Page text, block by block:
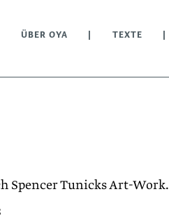
ÜBER OYA TEXTE
Spencer Tunicks Art-Work.